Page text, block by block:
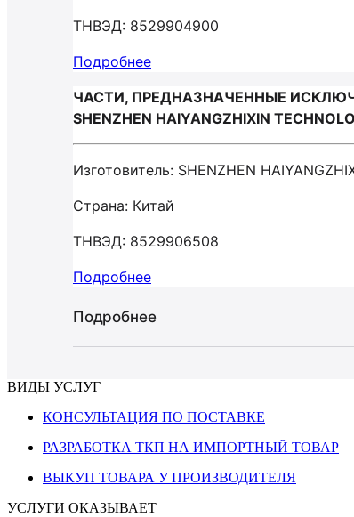
ТНВЭД: 8529904900
Подробнее
ЧАСТИ, ПРЕДНАЗНАЧЕННЫЕ
SHENZHEN HAIYANGZHIXIN
Изготовитель: SHENZHEN
Страна: Китай
ТНВЭД: 8529906508
Подробнее
Подробнее
ВИДЫ УСЛУГ
КОНСУЛЬТАЦИЯ ПО ПОСТАВКЕ
РАЗРАБОТКА ТКП НА ИМПОРТНЫЙ ТОВАР
ВЫКУП ТОВАРА У ПРОИЗВОДИТЕЛЯ
УСЛУГИ ОКАЗЫВАЕТ